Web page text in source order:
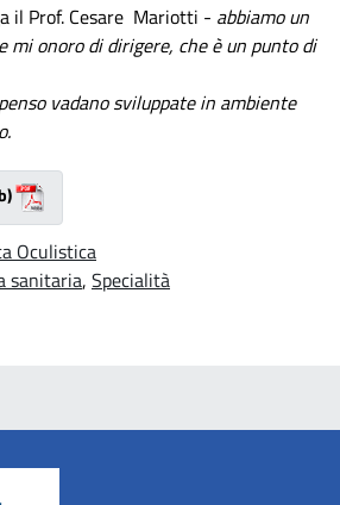
il Prof. Cesare Mariotti - abbiamo un
mi onoro di dirigere, che è un punto di
vadano sviluppate in ambiente
Oculistica
sanitaria, Specialità